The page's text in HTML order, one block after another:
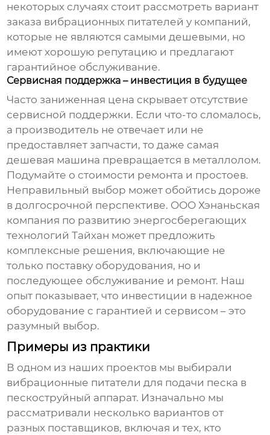
некоторых случаях стоит рассмотреть вариант
заказа вибрационных питателей у компаний,
которые не являются самыми дешевыми, но
имеют хорошую репутацию и предлагают
гарантийное обслуживание.
Сервисная поддержка – инвестиция в будущее
Часто заниженная цена скрывает отсутствие
сервисной поддержки. Если что-то сломалось,
а производитель не отвечает или не
предоставляет запчасти, то даже самая
дешевая машина превращается в металлолом.
Подумайте о стоимости ремонта и простоев.
Неправильный выбор может обойтись дороже
в долгосрочной перспективе. ООО Хэнаньская
компания по развитию энергосберегающих
технологий Тайхан может предложить
комплексные решения, включающие не
только поставку оборудования, но и
последующее обслуживание и ремонт. Наш
опыт показывает, что инвестиции в надежное
оборудование с гарантией и сервисом – это
разумный выбор.
Примеры из практики
В одном из наших проектов мы выбирали
вибрационные питатели для подачи песка в
пескоструйный аппарат. Изначально мы
рассматривали несколько вариантов от
разных поставщиков, включая и тех, кто